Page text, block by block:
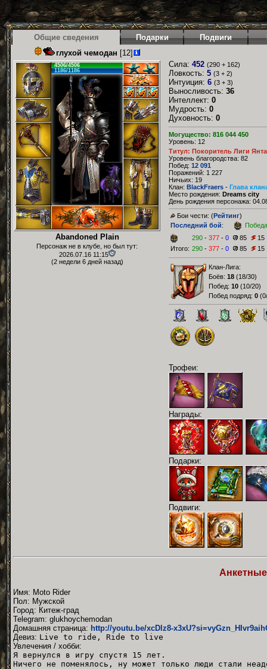
Общие сведения Подарки Подвиги
глухой чемодан [12]
4506/4506
1186/1186
Abandoned Plain
Персонаж не в клубе, но был тут:
2026.07.16 11:15
(2 недели 6 дней назад)
Сила: 452 (290 + 162)
Ловкость: 5 (3 + 2)
Интуиция: 6 (3 + 3)
Выносливость: 36
Интеллект: 0
Мудрость: 0
Духовность: 0
Могущество: 816 044 450
Уровень: 12
Титул: Покоритель Лиги
Уровень благородства: 82
Побед: 12 091
Поражений: 1 227
Ничьих: 19
Клан: BlackFraers - Глава
Место рождения: Dreams city
День рождения персонажа:
Бои чести: (Рейтинг)
Последний бой:
Победа
290 - 377 - 0 85
15
Итого: 290 - 377 - 0 85 15
Клан-Лига:
Боёв: 18 (18/30)
Побед: 10 (10/20)
Побед подряд: 0 (
Трофеи:
Награды:
Подарки:
Подвиги:
Имя: Moto Rider
Пол: Мужской
Город: Китеж-град
Telegram: glukhoychemodan
Домашняя страница: http://youtu.be/xcDlz8-
Девиз: Live to ride, Ride to live
Увлечения / хобби:
Я вернулся в игру спустя 15 лет.
Ничего не поменялось, ну может только люди стали